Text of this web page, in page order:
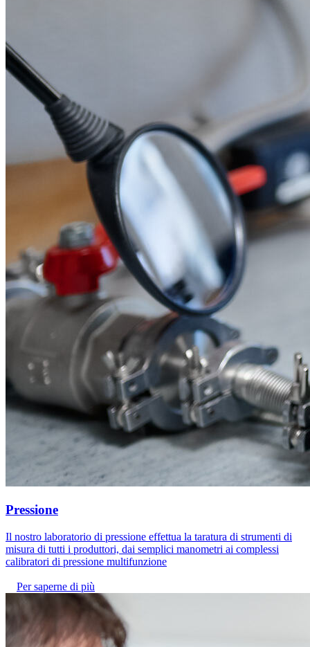
Pressione
Il nostro laboratorio di pressione effettua la taratura di strumenti di
misura di tutti i produttori, dai semplici manometri ai complessi
calibratori di pressione multifunzione
Per saperne di più